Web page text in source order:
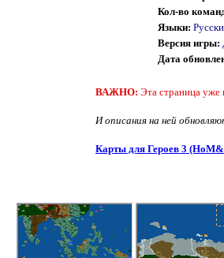
Кол-во
Языки:
Версия игры:
Дата
ВАЖНО: Эта страница уже
И описания на ней
Карты для Героев 3